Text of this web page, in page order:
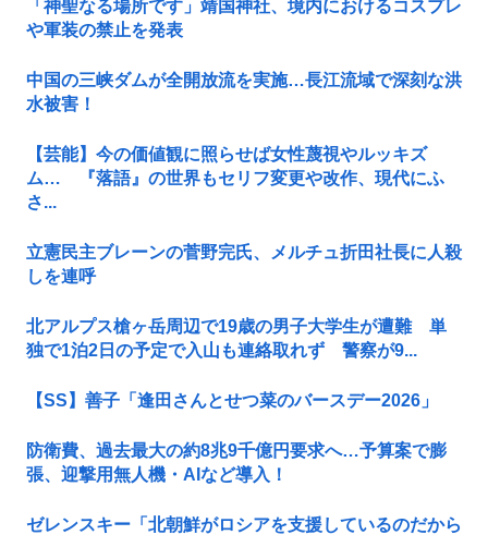
「神聖なる場所です」靖国神社、境内におけるコスプレ
や軍装の禁止を発表
中国の三峡ダムが全開放流を実施…長江流域で深刻な洪
水被害！
【芸能】今の価値観に照らせば女性蔑視やルッキズ
ム… 『落語』の世界もセリフ変更や改作、現代にふ
さ...
立憲民主ブレーンの菅野完氏、メルチュ折田社長に人殺
しを連呼
北アルプス槍ヶ岳周辺で19歳の男子大学生が遭難 単
独で1泊2日の予定で入山も連絡取れず 警察が9...
【SS】善子「逢田さんとせつ菜のバースデー2026」
防衛費、過去最大の約8兆9千億円要求へ…予算案で膨
張、迎撃用無人機・AIなど導入！
ゼレンスキー「北朝鮮がロシアを支援しているのだから